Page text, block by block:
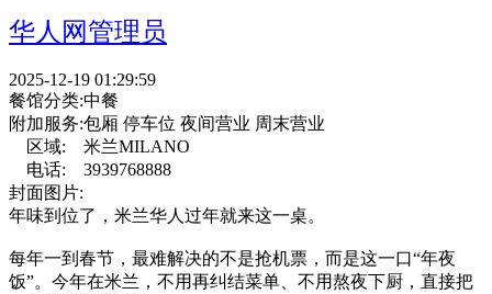
华人网管理员
2025-12-19 01:29:59
餐馆分类:中餐
附加服务:包厢 停车位 夜间营业 周末营业
区域:
米兰MILANO
电话:
3939768888
封面图片:
年味到位了，米兰华人过年就来这一桌。
每年一到春节，最难解决的不是抢机票，而是这一口“年夜
饭”。今年在米兰，不用再纠结菜单、不用熬夜下厨，直接把